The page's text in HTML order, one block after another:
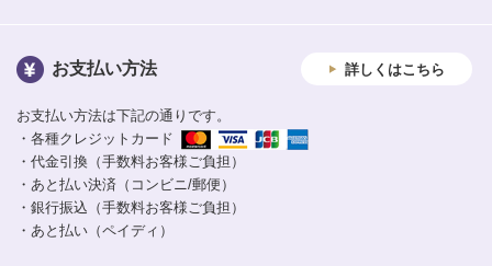
お支払い方法 詳しくはこちら
お支払い方法は下記の通りです。
・各種クレジットカード
・代金引換（手数料お客様ご負担）
・あと払い決済（コンビニ/郵便）
・銀行振込（手数料お客様ご負担）
・あと払い（ペイディ）